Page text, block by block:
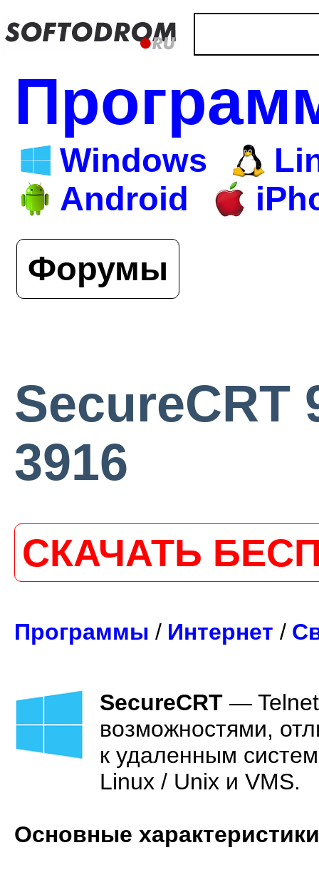
Windows
Android
Форумы
SecureCRT
3916
СКАЧАТЬ
Программы / Интернет /
SecureCRT —
возможностями,
к удаленным
Linux / Unix и VMS.
Основные